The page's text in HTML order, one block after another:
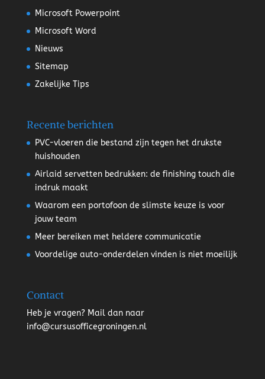
Microsoft Powerpoint
Microsoft Word
Nieuws
Sitemap
Zakelijke Tips
Recente berichten
PVC-vloeren die bestand zijn tegen het drukste
huishouden
Airlaid servetten bedrukken: de finishing touch die
indruk maakt
Waarom een portofoon de slimste keuze is voor
jouw team
Meer bereiken met heldere communicatie
Voordelige auto-onderdelen vinden is niet moeilijk
Contact
Heb je vragen? Mail dan naar
info@cursusofficegroningen.nl